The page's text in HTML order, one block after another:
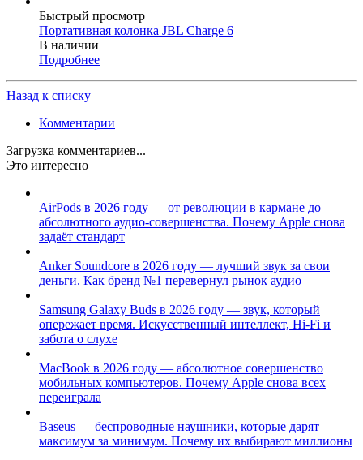
Быстрый просмотр
Портативная колонка JBL Charge 6
В наличии
Подробнее
Назад к списку
Комментарии
Загрузка комментариев...
Это интересно
AirPods в 2026 году — от революции в кармане до
абсолютного аудио-совершенства. Почему Apple снова
задаёт стандарт
Anker Soundcore в 2026 году — лучший звук за свои
деньги. Как бренд №1 перевернул рынок аудио
Samsung Galaxy Buds в 2026 году — звук, который
опережает время. Искусственный интеллект, Hi-Fi и
забота о слухе
MacBook в 2026 году — абсолютное совершенство
мобильных компьютеров. Почему Apple снова всех
переиграла
Baseus — беспроводные наушники, которые дарят
максимум за минимум. Почему их выбирают миллионы